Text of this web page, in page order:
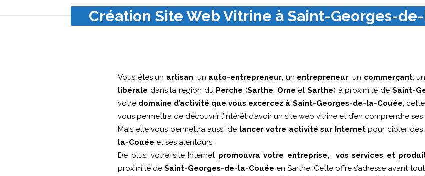
Création Site Web Vitrine à Saint-Georges-
Vous êtes un artisan, un auto-entrepreneur, un entrepreneur, un commerçant,
libérale dans la région du Perche (Sarthe, Orne etSarthe) à proximité de Saint-
votre domaine d’activité que vous excercez à Saint-Georges-de-la-Couée,
vous permettra de découvrir l’intérêt d’avoir un site web vitrine et d’en comprendre ses
Mais elle vous permettra aussi de lancer votre activité sur Internetpour cibler des
la-Couée et ses alentours.
De plus, votre site Internet promouvra votre entreprise, vos services et
proximité deSaint-Georges-de-la-Couée en Sarthe. Cette offre s’adresse avant